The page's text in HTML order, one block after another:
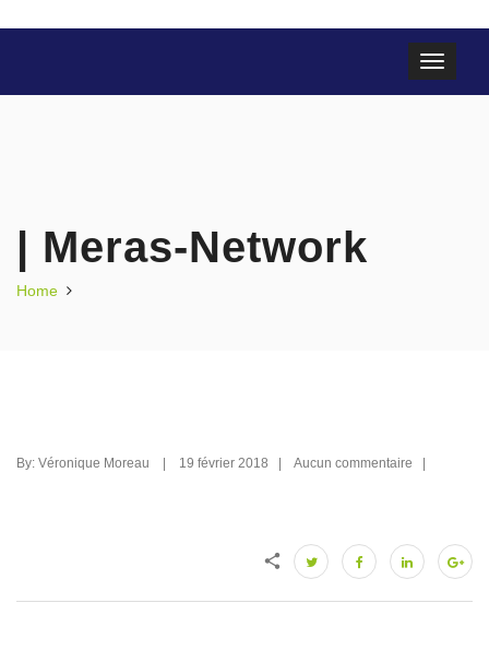
| Meras-Network
Home
By: Véronique Moreau | 19 février 2018 | Aucun commentaire |